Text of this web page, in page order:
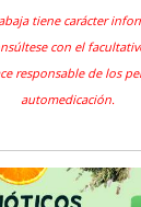
tiene carácter
con el
responsable de los
automedicación.